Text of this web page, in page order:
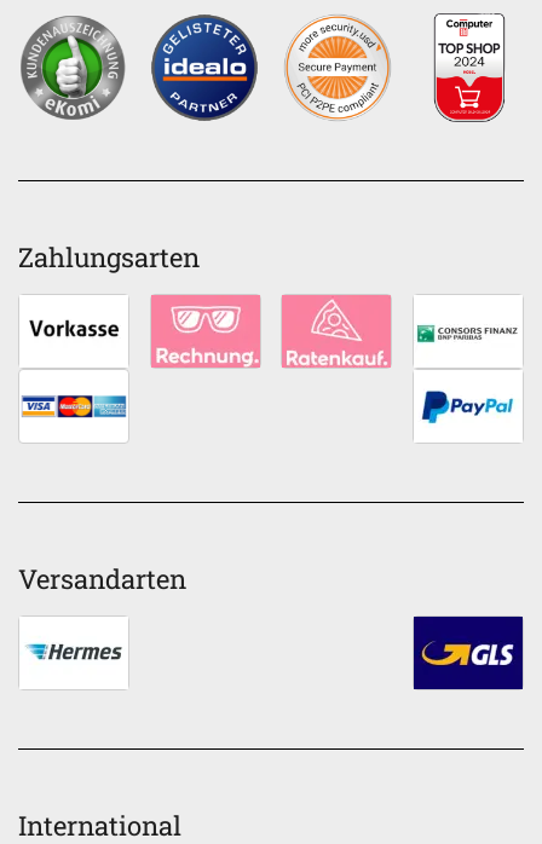
Zahlungsarten
Versandarten
International